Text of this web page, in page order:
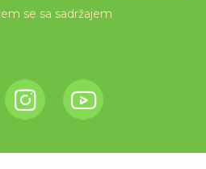
se sa sadržajem